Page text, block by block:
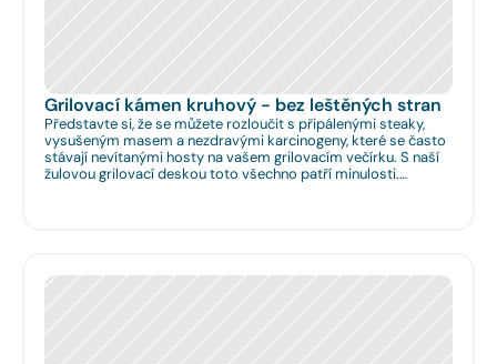
Grilovací kámen kruhový - bez leštěných stran
Představte si, že se můžete rozloučit s připálenými steaky,
vysušeným masem a nezdravými karcinogeny, které se často
stávají nevítanými hosty na vašem grilovacím večírku. S naší
žulovou grilovací deskou toto všechno patří minulosti.